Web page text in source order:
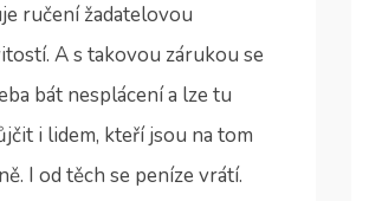
ručení žadatelovou
A s takovou zárukou se
bát nesplácení a lze tu
i lidem, kteří jsou na tom
I od těch se peníze vrátí.